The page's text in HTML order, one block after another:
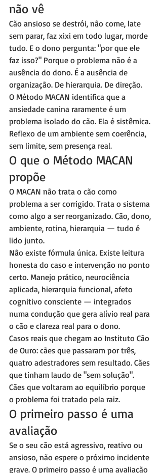
não vê
Cão ansioso se destrói, não come, late
sem parar, faz xixi em todo lugar, morde
tudo. E o dono pergunta: "por que ele
faz isso?" Porque o problema não é a
ausência do dono. É a ausência de
organização. De hierarquia. De direção.
O Método MACAN identifica que a
ansiedade canina raramente é um
problema isolado do cão. Ela é sistêmica.
Reflexo de um ambiente sem coerência,
sem limite, sem presença real.
O que o Método MACAN
propõe
O MACAN não trata o cão como
problema a ser corrigido. Trata o sistema
como algo a ser reorganizado. Cão, dono,
ambiente, rotina, hierarquia — tudo é
lido junto.
Não existe fórmula única. Existe leitura
honesta do caso e intervenção no ponto
certo. Manejo prático, neurociência
aplicada, hierarquia funcional, afeto
cognitivo consciente — integrados
numa condução que gera alívio real para
o cão e clareza real para o dono.
Casos reais que chegam ao Instituto Cão
de Ouro: cães que passaram por três,
quatro adestradores sem resultado. Cães
que tinham laudo de "sem solução".
Cães que voltaram ao equilíbrio porque
o problema foi tratado pela raiz.
O primeiro passo é uma
avaliação
Se o seu cão está agressivo, reativo ou
ansioso, não espere o próximo incidente
grave. O primeiro passo é uma avaliação